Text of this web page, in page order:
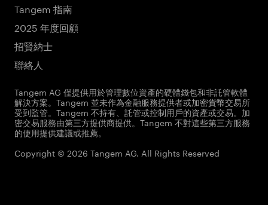
Tangem 指南
2025 年度回顧
招賢納士
聯絡人
Tangem AG 僅提供用於管理數位資產的硬體錢包和非託管軟體
解決方案。Tangem 並未作為金融服務提供者或加密貨幣交易所
受到監管。Tangem 不持有、託管或控制用戶的資產或交易。加
密交易服務由第三方提供商提供。Tangem 不對這些第三方服務
的使用提供建議或推薦。